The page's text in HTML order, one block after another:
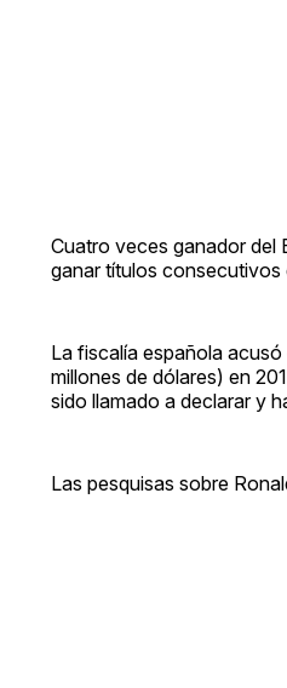
Cuatro veces ganador del
ganar títulos consecutivos
La fiscalía española
millones de dólares) en
sido llamado a declarar y
Las pesquisas sobre